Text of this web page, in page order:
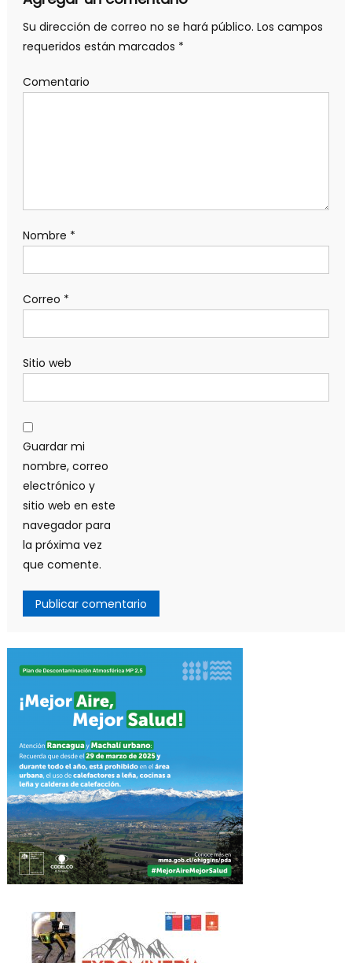
Su dirección de correo no se hará público. Los campos
requeridos están marcados *
Comentario
Nombre *
Correo *
Sitio web
Guardar mi
nombre, correo
electrónico y
sitio web en este
navegador para
la próxima vez
que comente.